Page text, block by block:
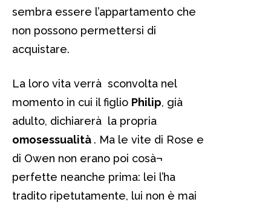
sembra essere l’appartamento che
non possono permettersi di
acquistare.
La loro vita verrà sconvolta nel
momento in cui il figlio Philip, già
adulto, dichiarerà la propria
omosessualità . Ma le vite di Rose e
di Owen non erano poi cosà¬
perfette neanche prima: lei l’ha
tradito ripetutamente, lui non è mai